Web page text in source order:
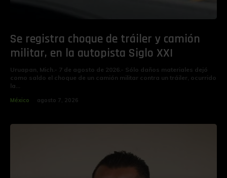
Se registra choque de tráiler y camión
militar, en la autopista Siglo XXI
Uruapan, Mich.- 7 de agosto de 2026.- Sólo daños materiales dejó
como saldo el choque de un camión militar contra un tráiler, ocurrido
la...
México agosto 7, 2026